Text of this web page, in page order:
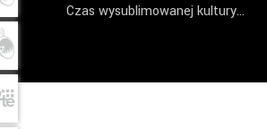
Czas wysublimowanej kultury…